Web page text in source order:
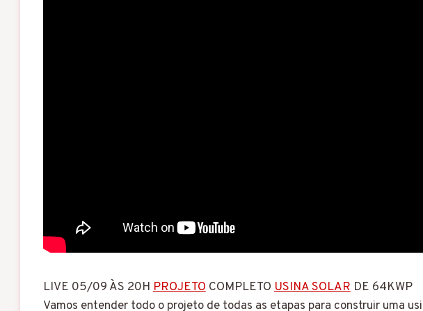
LIVE 05/09 ÀS 20HPROJETOCOMPLETOUSINA SOLARDE 64KWP
Vamos entender todo o projeto de todas as etapas para construir uma